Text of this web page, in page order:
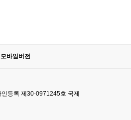
모바일버전
등록 제30-0971245호 국제